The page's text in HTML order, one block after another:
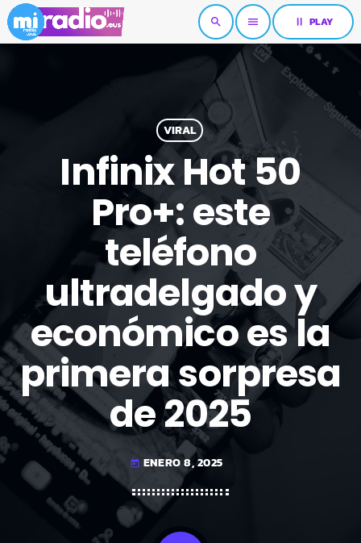
search menu pause PLAY
VIRAL
Infinix Hot 50
Pro+: este
teléfono
ultradelgado y
económico es la
primera sorpresa
de 2025
today ENERO 8, 2025